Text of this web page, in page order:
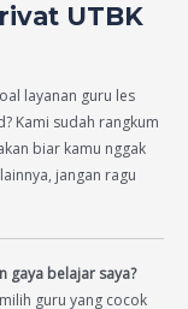
UTBK
layanan guru les
Kami sudah rangkum
biar kamu nggak
jangan ragu
gaya belajar saya?
guru yang cocok